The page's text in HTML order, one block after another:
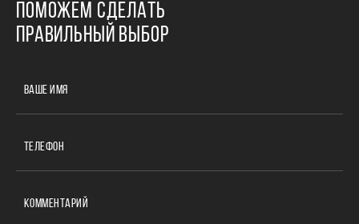
ПОМОЖЕМ СДЕЛАТЬ
ПРАВИЛЬНЫЙ ВЫБОР
ВАШЕ ИМЯ
ТЕЛЕФОН
КОММЕНТАРИЙ